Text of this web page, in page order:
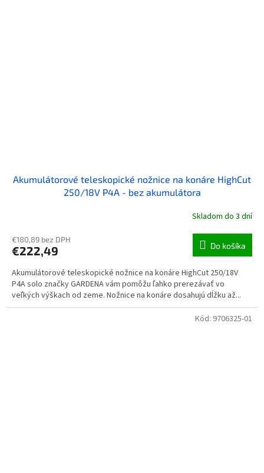
Akumulátorové teleskopické nožnice na konáre HighCut
250/18V P4A - bez akumulátora
Skladom do 3 dní
€180,89 bez DPH
€222,49 Do košíka
Akumulátorové teleskopické nožnice na konáre HighCut 250/18V
P4A solo značky GARDENA vám pomôžu ľahko prerezávať vo
veľkých výškach od zeme. Nožnice na konáre dosahujú dĺžku až...
Kód: 9706325-01